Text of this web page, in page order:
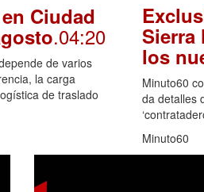
Ciudad
.04:20
de varios
la carga
de traslado
Sierra
los
Minuto60
da detalles
Minuto60